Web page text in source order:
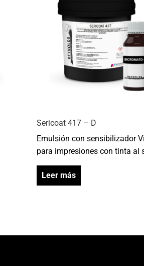
Sericoat 417 – D
Emulsión con sensibilizador
para impresiones con tinta al
Leer más